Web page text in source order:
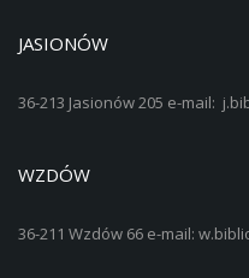
JASIONÓW
36-213 Jasionów 205 e-mail:
WZDÓW
36-211 Wzdów 66 e-mail: